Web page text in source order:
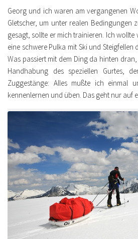
Georg und ich waren am vergangenen
Gletscher, um unter realen Bedingungen
gesagt, sollte er mich trainieren. Ich wollte
eine schwere Pulka mit Ski und
Was passiert mit dem Ding da hinten
Handhabung des speziellen Gurtes,
Zuggestänge: Alles mußte ich einmal
kennenlernen und üben. Das geht nur auf